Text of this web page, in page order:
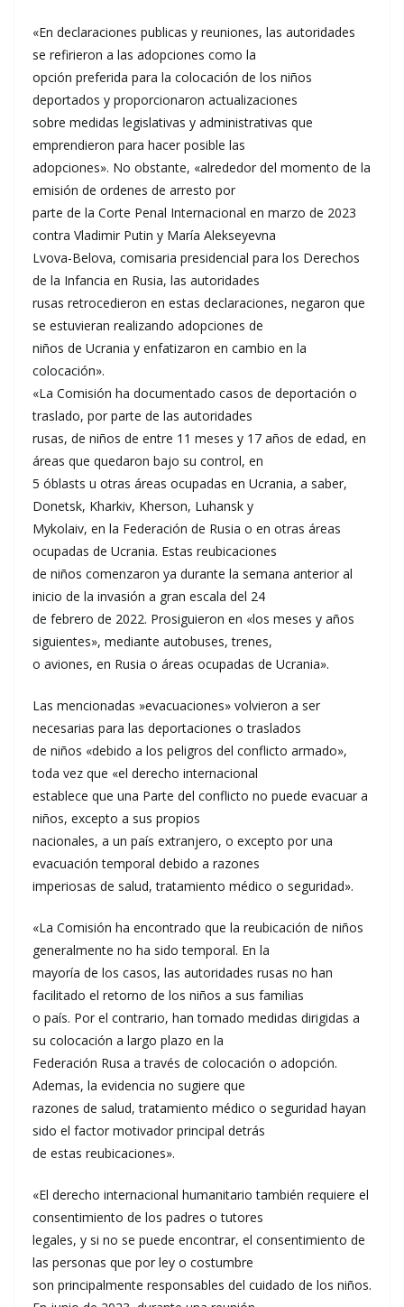
«En declaraciones publicas y reuniones, las autoridades
se refirieron a las adopciones como la
opción preferida para la colocación de los niños
deportados y proporcionaron actualizaciones
sobre medidas legislativas y administrativas que
emprendieron para hacer posible las
adopciones». No obstante, «alrededor del momento de la
emisión de ordenes de arresto por
parte de la Corte Penal Internacional en marzo de 2023
contra Vladimir Putin y María Alekseyevna
Lvova-Belova, comisaria presidencial para los Derechos
de la Infancia en Rusia, las autoridades
rusas retrocedieron en estas declaraciones, negaron que
se estuvieran realizando adopciones de
niños de Ucrania y enfatizaron en cambio en la
colocación».
«La Comisión ha documentado casos de deportación o
traslado, por parte de las autoridades
rusas, de niños de entre 11 meses y 17 años de edad, en
áreas que quedaron bajo su control, en
5 óblasts u otras áreas ocupadas en Ucrania, a saber,
Donetsk, Kharkiv, Kherson, Luhansk y
Mykolaiv, en la Federación de Rusia o en otras áreas
ocupadas de Ucrania. Estas reubicaciones
de niños comenzaron ya durante la semana anterior al
inicio de la invasión a gran escala del 24
de febrero de 2022. Prosiguieron en «los meses y años
siguientes», mediante autobuses, trenes,
o aviones, en Rusia o áreas ocupadas de Ucrania».
Las mencionadas »evacuaciones» volvieron a ser
necesarias para las deportaciones o traslados
de niños «debido a los peligros del conflicto armado»,
toda vez que «el derecho internacional
establece que una Parte del conflicto no puede evacuar a
niños, excepto a sus propios
nacionales, a un país extranjero, o excepto por una
evacuación temporal debido a razones
imperiosas de salud, tratamiento médico o seguridad».
«La Comisión ha encontrado que la reubicación de niños
generalmente no ha sido temporal. En la
mayoría de los casos, las autoridades rusas no han
facilitado el retorno de los niños a sus familias
o país. Por el contrario, han tomado medidas dirigidas a
su colocación a largo plazo en la
Federación Rusa a través de colocación o adopción.
Ademas, la evidencia no sugiere que
razones de salud, tratamiento médico o seguridad hayan
sido el factor motivador principal detrás
de estas reubicaciones».
«El derecho internacional humanitario también requiere el
consentimiento de los padres o tutores
legales, y si no se puede encontrar, el consentimiento de
las personas que por ley o costumbre
son principalmente responsables del cuidado de los niños.